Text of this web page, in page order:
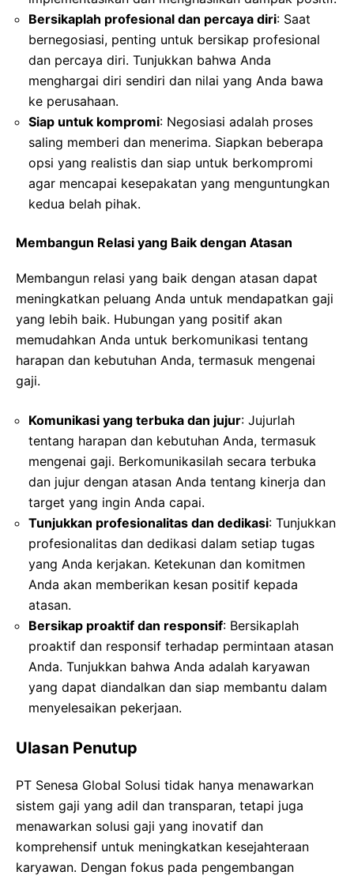
Bersikaplah profesional dan percaya diri: Saat
bernegosiasi, penting untuk bersikap profesional
dan percaya diri. Tunjukkan bahwa Anda
menghargai diri sendiri dan nilai yang Anda bawa
ke perusahaan.
Siap untuk kompromi: Negosiasi adalah proses
saling memberi dan menerima. Siapkan beberapa
opsi yang realistis dan siap untuk berkompromi
agar mencapai kesepakatan yang menguntungkan
kedua belah pihak.
Membangun Relasi yang Baik dengan Atasan
Membangun relasi yang baik dengan atasan dapat
meningkatkan peluang Anda untuk mendapatkan gaji
yang lebih baik. Hubungan yang positif akan
memudahkan Anda untuk berkomunikasi tentang
harapan dan kebutuhan Anda, termasuk mengenai
gaji.
Komunikasi yang terbuka dan jujur: Jujurlah
tentang harapan dan kebutuhan Anda, termasuk
mengenai gaji. Berkomunikasilah secara terbuka
dan jujur dengan atasan Anda tentang kinerja dan
target yang ingin Anda capai.
Tunjukkan profesionalitas dan dedikasi: Tunjukkan
profesionalitas dan dedikasi dalam setiap tugas
yang Anda kerjakan. Ketekunan dan komitmen
Anda akan memberikan kesan positif kepada
atasan.
Bersikap proaktif dan responsif: Bersikaplah
proaktif dan responsif terhadap permintaan atasan
Anda. Tunjukkan bahwa Anda adalah karyawan
yang dapat diandalkan dan siap membantu dalam
menyelesaikan pekerjaan.
Ulasan Penutup
PT Senesa Global Solusi tidak hanya menawarkan
sistem gaji yang adil dan transparan, tetapi juga
menawarkan solusi gaji yang inovatif dan
komprehensif untuk meningkatkan kesejahteraan
karyawan. Dengan fokus pada pengembangan